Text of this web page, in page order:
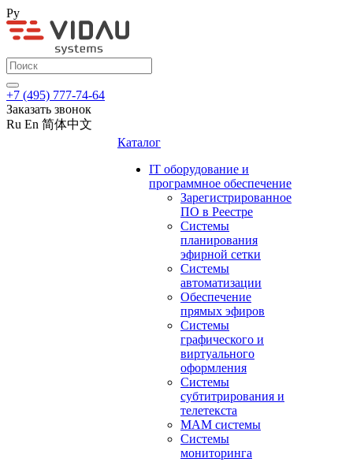
Ру
+7 (495) 777-74-64
Заказать звонок
Ru En 简体中文
Каталог
IT оборудование и
программное обеспечение
Зарегистрированное
ПО в Реестре
Системы
планирования
эфирной сетки
Системы
автоматизации
Обеспечение
прямых эфиров
Системы
графического и
виртуального
оформления
Системы
субтитрирования и
телетекста
MAM системы
Системы
мониторинга